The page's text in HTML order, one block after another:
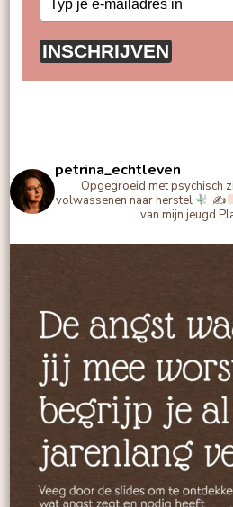
INSCHRIJVEN
petrina_echtleven
Opgegroeid met psychisch
volwassenen naar herstel
✍
van mijn jeugd